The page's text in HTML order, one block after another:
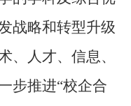
战略和转型升级
、人才、信息、
步推进“校企合